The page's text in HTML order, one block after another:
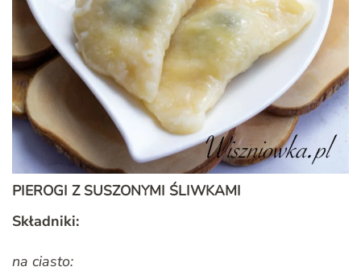
PIEROGI Z SUSZONYMI ŚLIWKAMI
Składniki:
na ciasto: